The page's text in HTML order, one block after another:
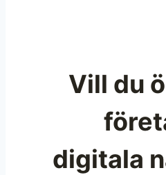
Vill du
digitala